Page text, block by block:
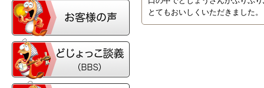
とてもおいしくいただきました。